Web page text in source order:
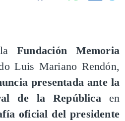
laFundación Memoria
Luis Mariano Rendón,
presentada ante la
de la Repúblicaen
oficial del presidente